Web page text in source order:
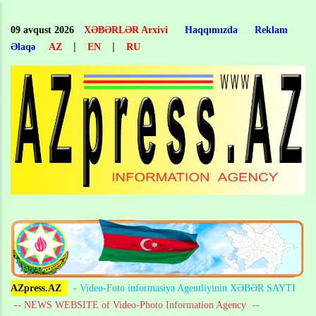
main
content
09 avqust 2026 XƏBƏRLƏR Arxivi Haqqımızda
Reklam
Əlaqə
AZ | EN | RU
AZpress.AZ
- Video-Foto informasiya Agentliyinin XƏBƏR SAYTI
-- NEWS WEBSITE of Video-Photo Information Agency --